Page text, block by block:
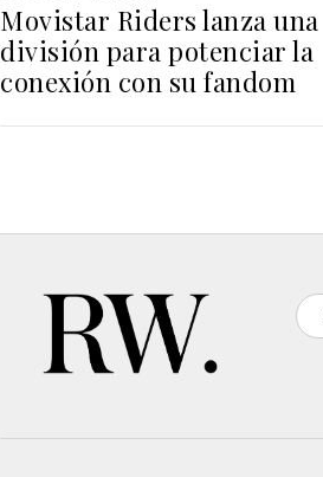
Movistar Riders lanza una
división para potenciar la
conexión con su fandom